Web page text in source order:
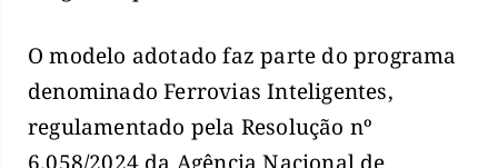
O modelo adotado faz parte do programa
denominado Ferrovias Inteligentes,
regulamentado pela Resolução nº